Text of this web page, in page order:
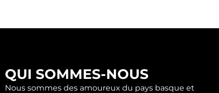
QUI SOMMES-NOUS
Nous sommes des amoureux du pays basque et